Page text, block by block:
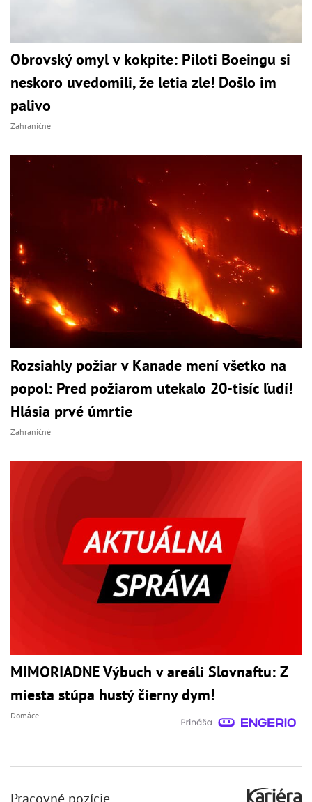
Obrovský omyl v kokpite: Piloti Boeingu si
neskoro uvedomili, že letia zle! Došlo im
palivo
Zahraničné
Rozsiahly požiar v Kanade mení všetko na
popol: Pred požiarom utekalo 20-tisíc ľudí!
Hlásia prvé úmrtie
Zahraničné
MIMORIADNE Výbuch v areáli Slovnaftu: Z
miesta stúpa hustý čierny dym!
Domáce